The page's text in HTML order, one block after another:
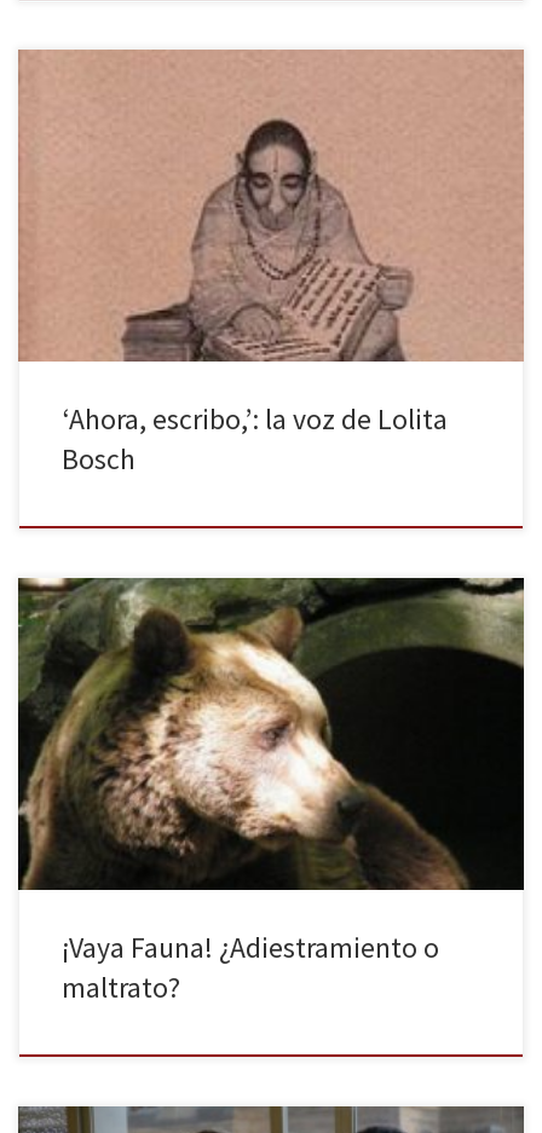
Ahora, escribo, es uno de los libros más destacados de Lolita
Bosch, editado por Periférica en 2011. Una obra tan inclasificable
como emotiva, que trata de dar respuesta a preguntas
intransferibles. La voz de Lolita Bosch (Barcelona, 1970) posee
una poderosa capacidad de transportar con palabras, incluso de
convertirlas fácilmente en imágenes. Entre […]
‘Ahora, escribo,’: la voz de Lolita
Bosch
El programa televisado por Telecinco ha causado malestar entre
los defensores de los animales. ¡Vaya Fauna! Es el primer ‘talent
show’ de animales en el que distintas especies compiten
mostrando insólitas habilidades para tratar de acceder a la final en
la que el ganador obtendrá 25.000 euros. El programa que […]
¡Vaya Fauna! ¿Adiestramiento o
maltrato?